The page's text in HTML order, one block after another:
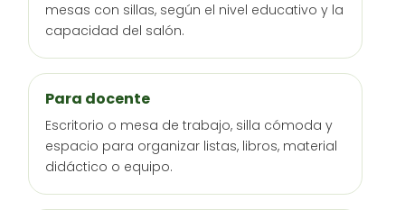
mesas con sillas, según el nivel educativo y la
capacidad del salón.
Para docente
Escritorio o mesa de trabajo, silla cómoda y
espacio para organizar listas, libros, material
didáctico o equipo.